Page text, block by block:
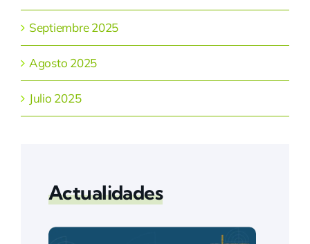
Septiembre 2025
Agosto 2025
Julio 2025
Actualidades